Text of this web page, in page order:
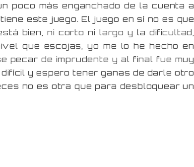
poco más enganchado de la cuenta a
este juego. El juego en sí no es que
bien, ni corto ni largo y la dificultad,
que escojas, yo me lo he hecho en
pecar de imprudente y al final fue muy
y espero tener ganas de darle otro
no es otra que para desbloquear un